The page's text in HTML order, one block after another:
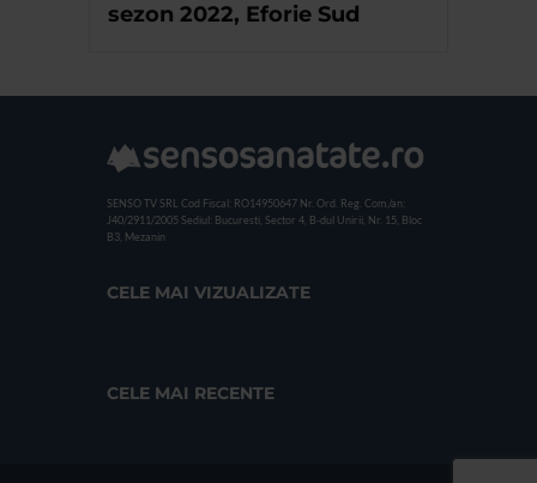
sezon 2022, Eforie Sud
SENSO TV SRL Cod Fiscal: RO14950647 Nr. Ord. Reg. Com./an:
J40/2911/2005 Sediul: Bucuresti, Sector 4, B-dul Unirii, Nr. 15, Bloc
B3, Mezanin
CELE MAI VIZUALIZATE
CELE MAI RECENTE